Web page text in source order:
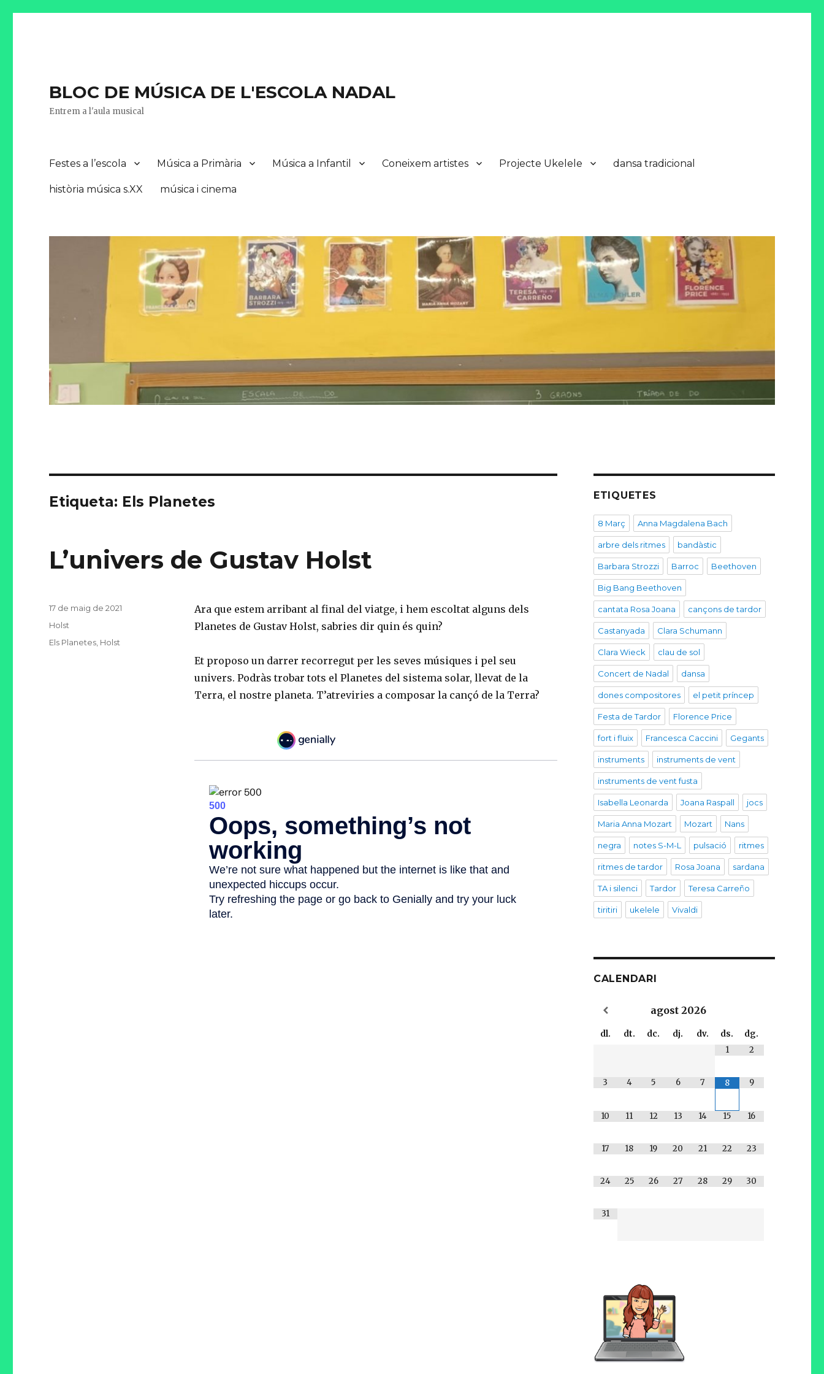
BLOC DE MÚSICA DE L'ESCOLA NADAL
Entrem a l'aula musical
Festes a l’escola Música a Primària Música a Infantil Coneixem artistes Projecte Ukelele dansa tradicional
història música s.XX música i cinema
Etiqueta: Els Planetes
L’univers de Gustav Holst
Ara que estem arribant al final del viatge, i hem escoltat alguns dels
Planetes de Gustav Holst, sabries dir quin és quin?
Et proposo un darrer recorregut per les seves músiques i pel seu
univers. Podràs trobar tots el Planetes del sistema solar, llevat de la
Terra, el nostre planeta. T’atreviries a composar la cançó de la Terra?
Posted
on
17 de maig de 2021
Categories
Holst
Tags
Els Planetes Holst
ETIQUETES
8 Març Anna Magdalena Bach
arbre dels ritmes bandàstic
Barbara Strozzi Barroc Beethoven
Big Bang Beethoven
cantata Rosa Joana cançons de tardor
Castanyada Clara Schumann
Clara Wieck clau de sol
Concert de Nadal dansa
dones compositores el petit príncep
Festa de Tardor Florence Price
fort i fluix Francesca Caccini Gegants
instruments instruments de vent
instruments de vent fusta
Isabella Leonarda Joana Raspall jocs
Maria Anna Mozart Mozart Nans
negra notes S-M-L pulsació ritmes
ritmes de tardor Rosa Joana sardana
TA i silenci Tardor Teresa Carreño
tiritiri ukelele Vivaldi
CALENDARI
agost 2026
dl. dt. dc. dj. dv. ds.
dg.
1
2
3 4 5 6 7 8 9
10 11 12 13 14 15 16
17 18 19 20 21 22 23
24 25 26 27 28 29 30
31